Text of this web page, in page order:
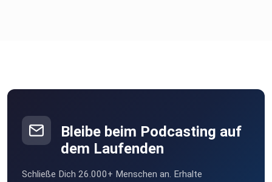
Bleibe beim Podcasting auf
dem Laufenden
Schließe Dich 26.000+ Menschen an. Erhalte